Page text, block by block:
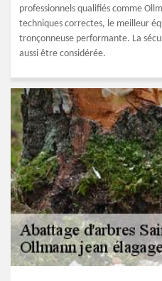
professionnels qualifiés comme
techniques correctes, le meilleur
tronçonneuse performante. La
aussi être considérée.